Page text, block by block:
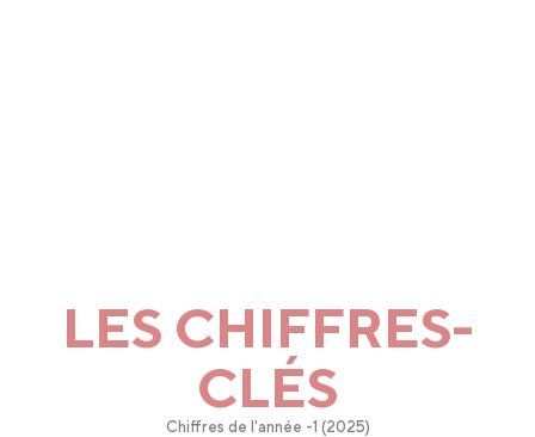
LES CHIFFRES-
CLÉS
Chiffres de l'année -1 (2025)